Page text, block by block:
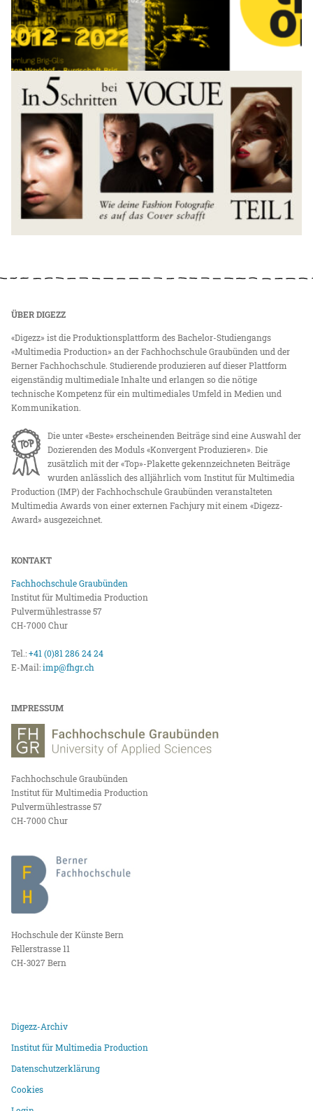
ÜBER DIGEZZ
«Digezz» ist die Produktionsplattform des Bachelor-Studiengangs
«Multimedia Production» an der Fachhochschule Graubünden und der
Berner Fachhochschule. Studierende produzieren auf dieser Plattform
eigenständig multimediale Inhalte und erlangen so die nötige
technische Kompetenz für ein multimediales Umfeld in Medien und
Kommunikation.
Die unter «Beste» erscheinenden Beiträge sind eine Auswahl der
Dozierenden des Moduls «Konvergent Produzieren». Die
zusätzlich mit der «Top»-Plakette gekennzeichneten Beiträge
wurden anlässlich des alljährlich vom Institut für Multimedia
Production (IMP) der Fachhochschule Graubünden veranstalteten
Multimedia Awards von einer externen Fachjury mit einem «Digezz-
Award» ausgezeichnet.
KONTAKT
Fachhochschule Graubünden
Institut für Multimedia Production
Pulvermühlestrasse 57
CH-7000 Chur
Tel.:+41 (0)81 286 24 24
E-Mail:imp@fhgr.ch
IMPRESSUM
Fachhochschule Graubünden
Institut für Multimedia Production
Pulvermühlestrasse 57
CH-7000 Chur
Hochschule der Künste Bern
Fellerstrasse 11
CH-3027 Bern
Digezz-Archiv
Institut für Multimedia Production
Datenschutzerklärung
Cookies